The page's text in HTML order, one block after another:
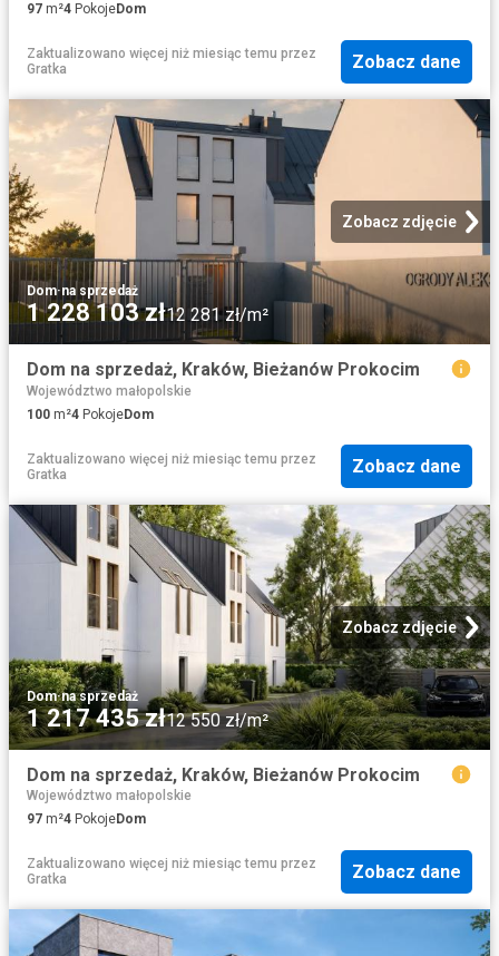
97 m²4 PokojeDom
Zaktualizowano więcej niż miesiąc temu przez
Gratka
Zobacz dane
Zobacz zdjęcie
Dom·na sprzedaż
1 228 103 zł12 281 zł/m²
Dom na sprzedaż, Kraków, Bieżanów Prokocim
Województwo małopolskie
100 m²4 PokojeDom
Zaktualizowano więcej niż miesiąc temu przez
Gratka
Zobacz dane
Zobacz zdjęcie
Dom·na sprzedaż
1 217 435 zł12 550 zł/m²
Dom na sprzedaż, Kraków, Bieżanów Prokocim
Województwo małopolskie
97 m²4 PokojeDom
Zaktualizowano więcej niż miesiąc temu przez
Gratka
Zobacz dane